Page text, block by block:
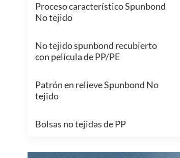
Proceso característico Spunbond
No tejido
No tejido spunbond recubierto
con película de PP/PE
Patrón en relieve Spunbond No
tejido
Bolsas no tejidas de PP